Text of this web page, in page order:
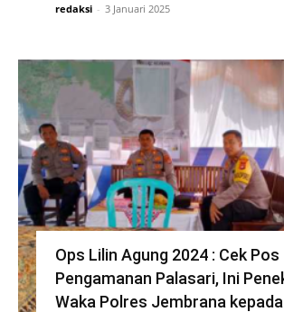
redaksi - 3 Januari 2025
Ops Lilin Agung 2024 : Cek Pos
Pengamanan Palasari, Ini
Waka Polres Jembrana kepada